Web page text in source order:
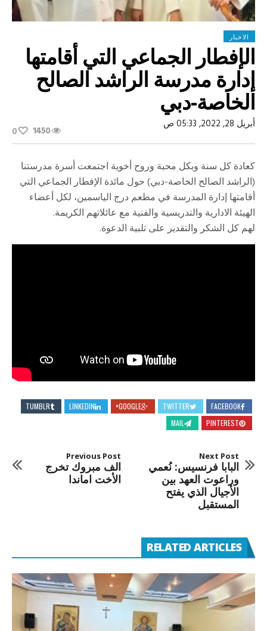
الاخبار
الإفطار الجماعي التي أقامتها
إدارة مدرسة الراشد الصالح
الخاصة-دبي
أبريل 28, 2022, 05:33 ص 1450
0
كعادة كل سنة وبكل محبة وروح أخوية اجتمعت أسرة مدرستنا
(الراشد الصالح الخاصة-دبي) حول مائدة الإفطار الجماعي التي
أقامتها إدارة المدرسة في مطعم درج الياسمين، لكل أعضاء
الهيئة الادارية والتدريسية والفنية مع عائلاتهم الكريمة.
لهم كل الشكر والتقدير على تلبية الدعوة.
FACEBOOK
TWITTER
GOOGLE+
LINKEDIN
TUMBLR
PINTEREST
MAIL
Previous Post
الف مبروك تخرج
الأخت اماندا
Next Post
البابا فرنسيس: نُعمي
وراعوت العهد بين
الأجيال الذي يفتح
المستقبل
RELATED ARTICLES